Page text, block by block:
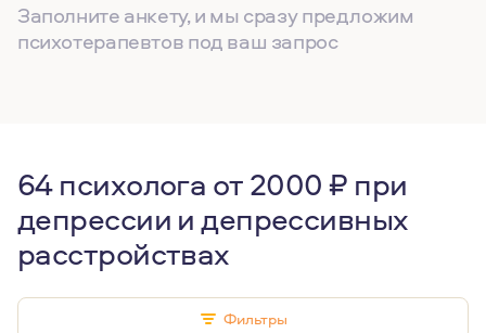
Заполните анкету, и мы сразу предложим
психотерапевтов под ваш запрос
64 психолога от 2000 ₽ при
депрессии и депрессивных
расстройствах
Фильтры